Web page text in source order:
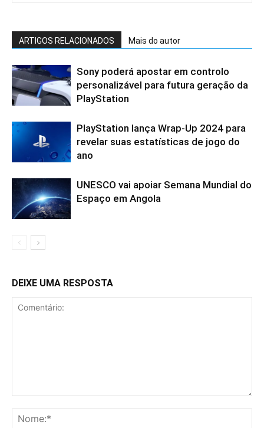
ARTIGOS RELACIONADOS Mais do autor
Sony poderá apostar em controlo
personalizável para futura geração da
PlayStation
PlayStation lança Wrap-Up 2024 para
revelar suas estatísticas de jogo do
ano
UNESCO vai apoiar Semana Mundial do
Espaço em Angola
DEIXE UMA RESPOSTA